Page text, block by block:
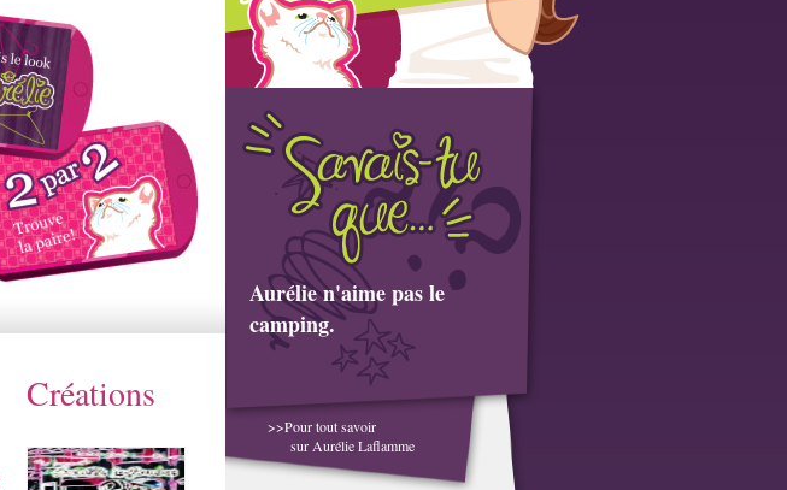
Créations
Aurélie n'aime pas le
camping.
>>Pour tout savoir
sur Aurélie Laflamme